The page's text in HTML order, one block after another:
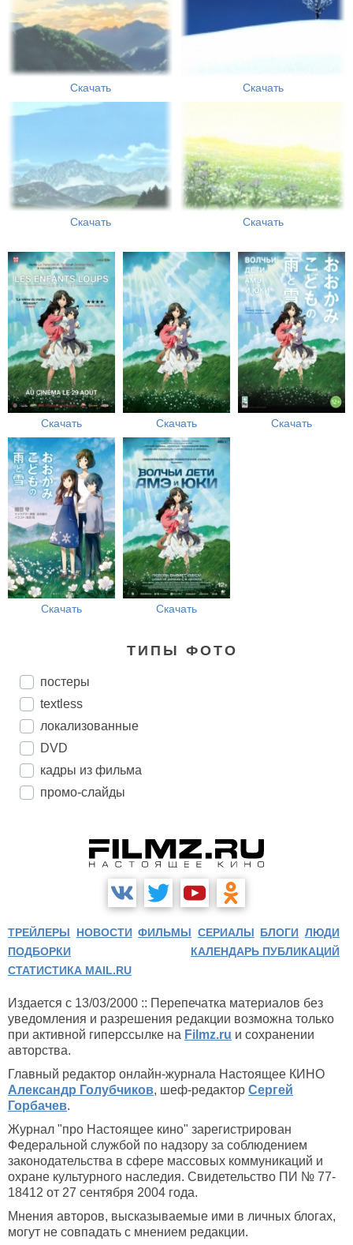
Скачать Скачать
Скачать Скачать
Скачать Скачать Скачать
Скачать Скачать
ТИПЫ ФОТО
постеры
textless
локализованные
DVD
кадры из фильма
промо-слайды
ТРЕЙЛЕРЫ НОВОСТИ ФИЛЬМЫ СЕРИАЛЫ БЛОГИ ЛЮДИ
ПОДБОРКИ
КАЛЕНДАРЬ ПУБЛИКАЦИЙ
СТАТИСТИКА MAIL.RU
Издается с 13/03/2000 :: Перепечатка материалов без
уведомления и разрешения редакции возможна только
при активной гиперссылке на Filmz.ru и сохранении
авторства.
Главный редактор онлайн-журнала Настоящее КИНО
Александр Голубчиков, шеф-редактор Сергей
Горбачев.
Журнал "про Настоящее кино" зарегистрирован
Федеральной службой по надзору за соблюдением
законодательства в сфере массовых коммуникаций и
охране культурного наследия. Свидетельство ПИ № 77-
18412 от 27 сентября 2004 года.
Мнения авторов, высказываемые ими в личных блогах,
могут не совпадать с мнением редакции.